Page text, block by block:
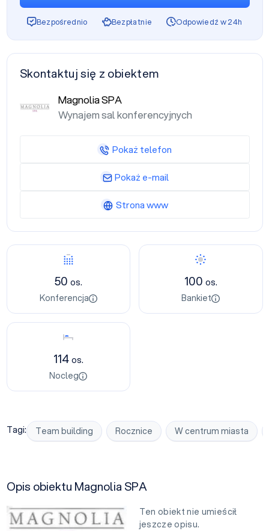
Konferencja
50 os.
Konferencja
Bankiet
100 os.
Bankiet
Nocleg
114os.
Nocleg
Tagi: Team building Rocznice W centrum miasta
Opis obiektu Magnolia SPA
Ten obiekt nie umieścił
jeszcze opisu.
Bezpośrednio Bezpłatnie Odpowiedź w 24h
Skontaktuj się z obiektem
Magnolia SPA
Wynajem sal konferencyjnych
Pokaż telefon
Pokaż e-mail
Strona www